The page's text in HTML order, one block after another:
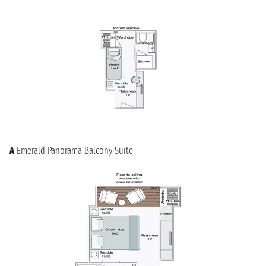
Norimberga rappresenta un'ottima base di partenza per una
crociera lungo il Danubio, che permette di esplorare altre
affascinanti città della Germania e dell'Europa centrale.
Imbarcarsi su una crociera che parte da Norimberga significa
avere l'opportunità di ammirare i paesaggi fluviali, visitare siti
patrimonio dell'UNESCO e vivere esperienze culturali uniche in
ogni tappa del viaggio. Che tu scelga di navigare verso Vienna,
Germania e dell'Europa.
A Emerald Panorama Balcony Suite